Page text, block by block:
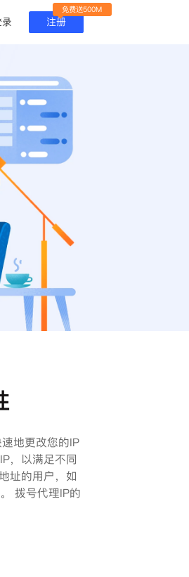
注册
免费送500M
地更改您的IP
，以满足不同
址的用户，如
拨号代理IP的